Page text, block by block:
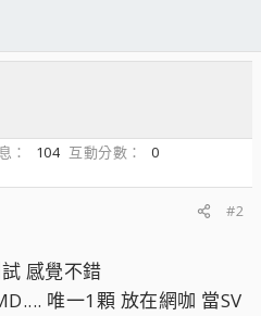
104 互動分數
0
#2
感覺不錯
唯一1顆 放在網咖 當SV